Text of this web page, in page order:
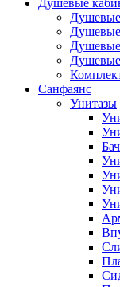
Душевые
Санфаянс
Унитазы